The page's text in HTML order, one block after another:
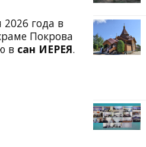
года в
Покрова
в сан ИЕРЕЯ.